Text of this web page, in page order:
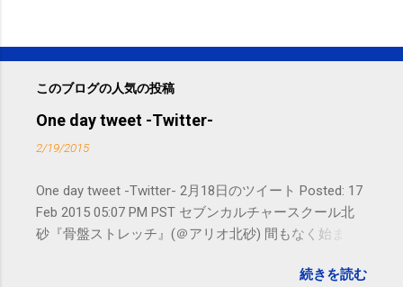
このブログの人気の投稿
One day tweet -Twitter-
2/19/2015
One day tweet -Twitter- 2月18日のツイート Posted: 17
Feb 2015 05:07 PM PST セブンカルチャースクール北
砂『骨盤ストレッチ』(＠アリオ北砂) 間もなく始まり
subscribed to email updates from サクマフィジカルコ
続きを読む